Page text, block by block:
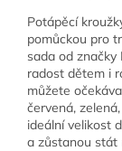
Potápěcí
pomůckou pro
sada od značky
radost dětem i
můžete
červená,
ideální velikost
a zůstanou stát